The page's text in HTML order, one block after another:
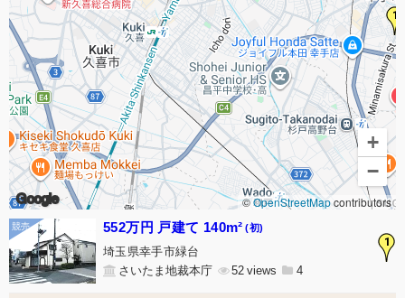
1
Google
+
−
©OpenStreetMapcontributors
1
552万円 戸建て 140m² (初)
埼玉県幸手市緑台
さいたま地裁本庁
52 4